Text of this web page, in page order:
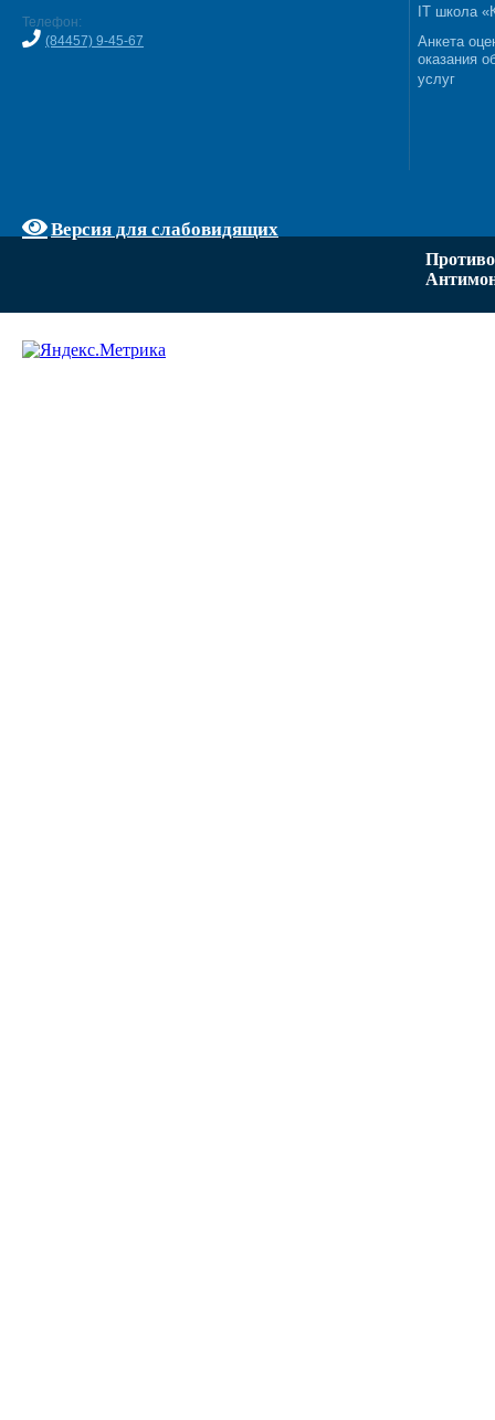
Телефон:
(84457) 9-45-67
Версия для слабовидящих
IT школа
Анкета
оказания
услуг